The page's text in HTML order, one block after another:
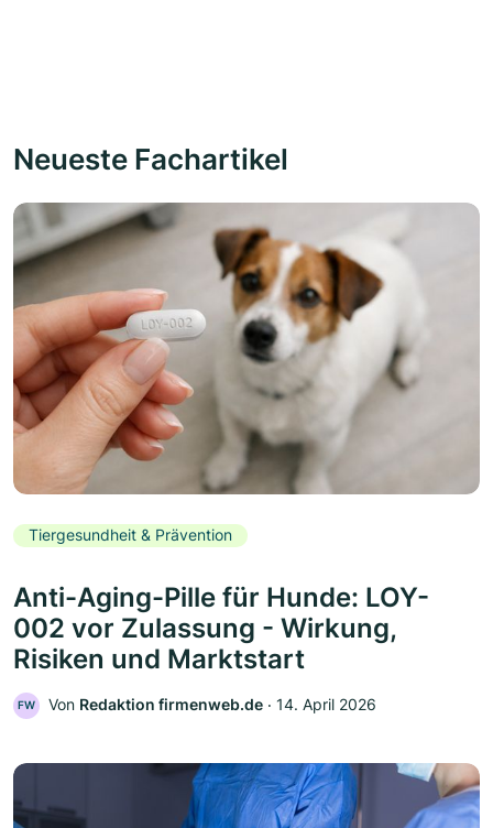
Neueste Fachartikel
Tiergesundheit & Prävention
Anti-Aging-Pille für Hunde: LOY-
002 vor Zulassung - Wirkung,
Risiken und Marktstart
FW Von Redaktion firmenweb.de ‧ 14. April 2026